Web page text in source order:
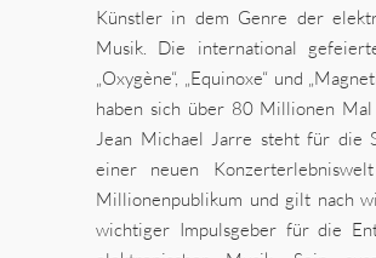
Künstler in dem Genre der
Musik. Die international
„Oxygène“, „Equinoxe“ und
haben sich über 80 Millionen Mal
Jean Michael Jarre steht für die
einer neuen
Millionenpublikum und gilt nach
wichtiger Impulsgeber für die